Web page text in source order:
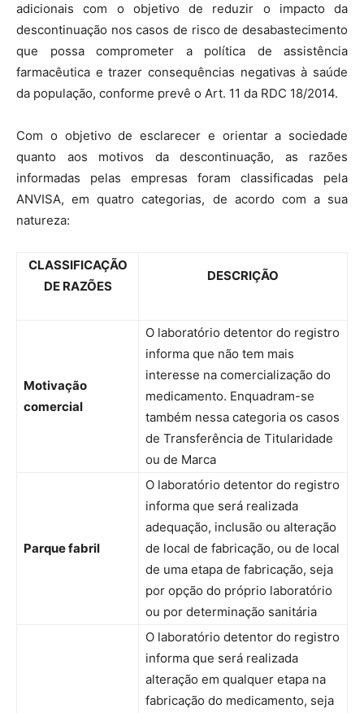
adicionais com o objetivo de reduzir o impacto da
descontinuação nos casos de risco de desabastecimento
que possa comprometer a política de assistência
farmacêutica e trazer consequências negativas à saúde
da população, conforme prevê o Art. 11 da RDC 18/2014.
Com o objetivo de esclarecer e orientar a sociedade
quanto aos motivos da descontinuação, as razões
informadas pelas empresas foram classificadas pela
ANVISA, em quatro categorias, de acordo com a sua
natureza:
CLASSIFICAÇÃO
DE RAZÕES
DESCRIÇÃO
Motivação
comercial
O laboratório detentor do registro
informa que não tem mais
interesse na comercialização do
medicamento. Enquadram-se
também nessa categoria os casos
de Transferência de Titularidade
ou de Marca
Parque fabril
O laboratório detentor do registro
informa que será realizada
adequação, inclusão ou alteração
de local de fabricação, ou de local
de uma etapa de fabricação, seja
por opção do próprio laboratório
ou por determinação sanitária
O laboratório detentor do registro
informa que será realizada
alteração em qualquer etapa na
fabricação do medicamento, seja